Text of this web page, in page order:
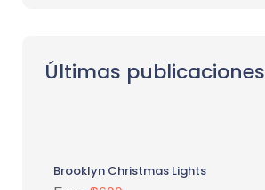
Últimas publicaciones
Brooklyn Christmas Lights